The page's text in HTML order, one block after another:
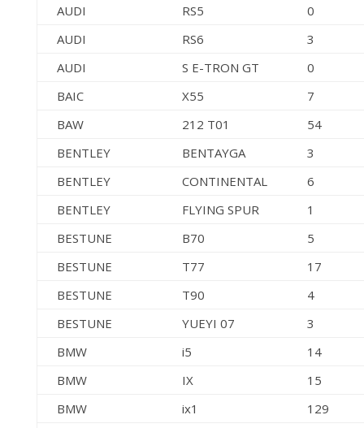
AUDI RS5
0
AUDI
RS6
3
AUDI
S E-TRON GT
0
BAIC
X55
7
BAW
212 T01
54
BENTLEY
BENTAYGA
3
BENTLEY
CONTINENTAL
6
BENTLEY
FLYING SPUR
1
BESTUNE
B70
5
BESTUNE
T77
17
BESTUNE
T90
4
BESTUNE
YUEYI 07
3
BMW
i5
14
BMW
IX
15
BMW
ix1
129